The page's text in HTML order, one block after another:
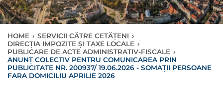
HOME › SERVICII CĂTRE CETĂȚENI ›
DIRECȚIA IMPOZITE ȘI TAXE LOCALE ›
PUBLICARE DE ACTE ADMINISTRATIV-FISCALE ›
ANUNȚ COLECTIV PENTRU COMUNICAREA PRIN
PUBLICITATE NR. 200937/ 19.06.2026 - SOMAȚII PERSOANE
FARA DOMICILIU APRILIE 2026